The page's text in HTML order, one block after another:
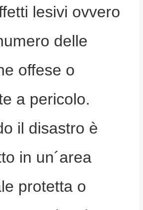
lesivi ovvero
delle
offese o
a pericolo.
il disastro è
in un´area
protetta o